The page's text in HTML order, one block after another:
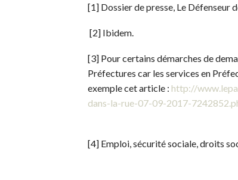
[1] Dossier de presse, Le Défenseur
[2] Ibidem.
[3] Pour certains démarches de
Préfectures car les services en
exemple cet article : http://
dans-la-rue-07-09-2017-
[4] Emploi, sécurité sociale, droits